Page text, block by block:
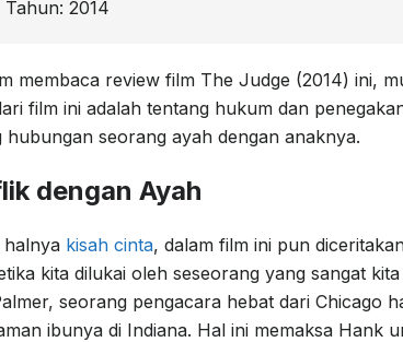
Tahun: 2014
membaca review film The Judge (2014) ini,
film ini adalah tentang hukum dan
hubungan seorang ayah dengan anaknya.
dengan Ayah
halnya kisah cinta, dalam film ini pun
kita dilukai oleh seseorang yang sangat
seorang pengacara hebat dari Chicago
ibunya di Indiana. Hal ini memaksa Hank